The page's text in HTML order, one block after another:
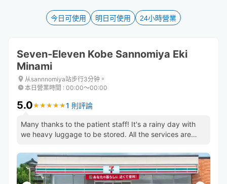
keyboard
shortcuts
for
changing
key
to
keyboard
for
changing
今日可使用 明日可使用 24小時營業
Seven-Eleven Kobe Sannomiya Eki
Minami
从sannnomiya站步行3分钟。
本日營業時間 : 00:00〜00:00
5.0★ ★ ★ ★ ★
★ ★ ★ ★ ★1 則評論
Many thanks to the patient staff! It's a rainy day with
we heavy luggage to be stored. All the services are